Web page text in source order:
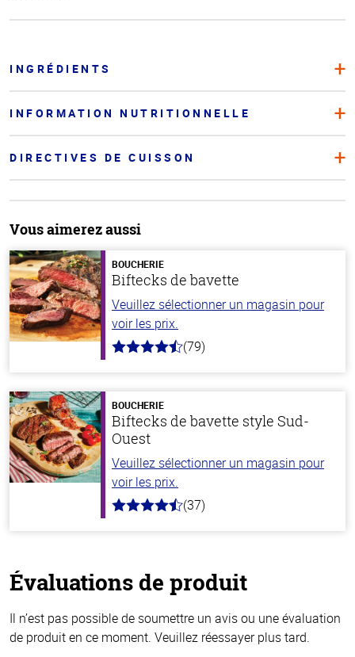
INGRÉDIENTS
INFORMATION NUTRITIONNELLE
DIRECTIVES DE CUISSON
Vous aimerez aussi
BOUCHERIE
Biftecks de bavette
Veuillez sélectionner un magasin pour
voir les prix.
4.5
stars
(79)
BOUCHERIE
Biftecks de bavette style Sud-
Ouest
Veuillez sélectionner un magasin pour
voir les prix.
4.4
(37)
Évaluations de produit
Il n’est pas possible de soumettre un avis ou une évaluation
de produit en ce moment. Veuillez réessayer plus tard.